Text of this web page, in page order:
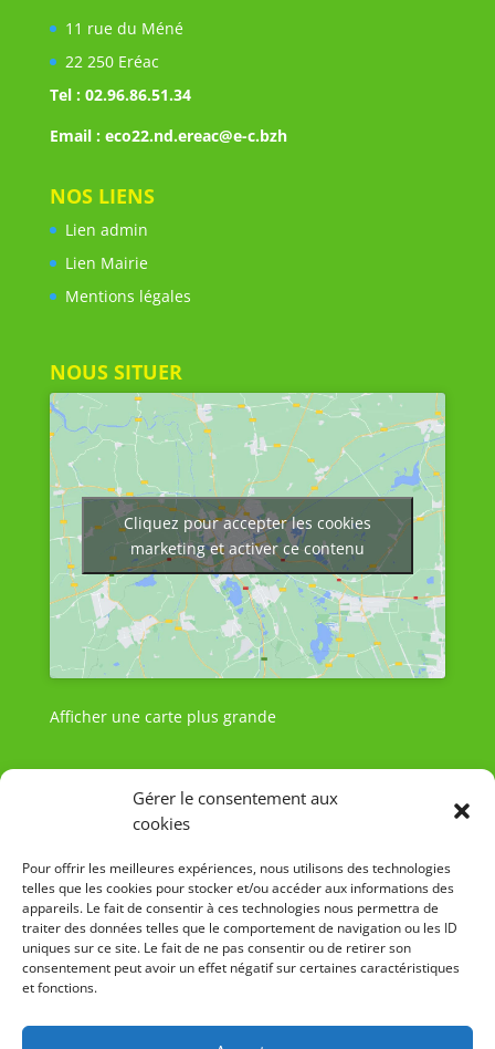
Gérer le consentement aux
cookies
Pour offrir les meilleures expériences, nous utilisons des technologies
telles que les cookies pour stocker et/ou accéder aux informations des
appareils. Le fait de consentir à ces technologies nous permettra de
traiter des données telles que le comportement de navigation ou les ID
uniques sur ce site. Le fait de ne pas consentir ou de retirer son
consentement peut avoir un effet négatif sur certaines caractéristiques
et fonctions.
11 rue du Méné
22 250 Eréac
Tel : 02.96.86.51.34
Email : eco22.nd.ereac@e-c.bzh
NOS LIENS
Lien admin
Lien Mairie
Mentions légales
NOUS SITUER
Cliquez pour accepter les cookies
marketing et activer ce contenu
Afficher une carte plus grande